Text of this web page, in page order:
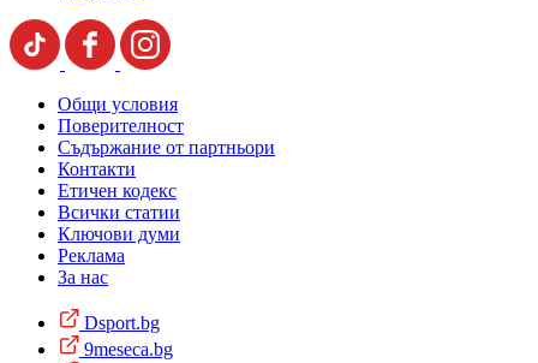
Общи условия
Поверителност
Съдържание от партньори
Контакти
Етичен кодекс
Всички статии
Ключови думи
Реклама
За нас
Dsport.bg
9meseca.bg